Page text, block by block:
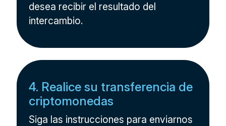
desea recibir el resultado del
intercambio.
4. Realice su transferencia de
criptomonedas
Siga las instrucciones para enviarnos